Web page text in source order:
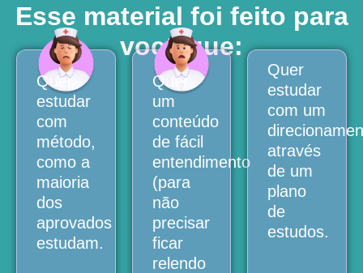
Esse material foi feito para
você que:
Quer
estudar
com
método,
como a
maioria
dos
aprovados
estudam.
Quer
um
conteúdo
de fácil
entendimento
(para
não
precisar
ficar
relendo
Quer
estudar
com um
através
de um
plano
de
estudos.